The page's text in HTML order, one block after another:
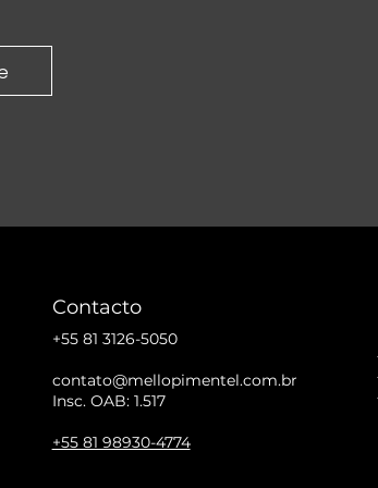
Contacto
+55 81 3126-5050
contato@mellopimentel.com.br
Insc. OAB: 1.517
+55 81 98930-4774